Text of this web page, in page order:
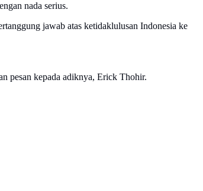
nada serius.
jawab atas ketidaklulusan Indonesia ke
pesan kepada adiknya, Erick Thohir.